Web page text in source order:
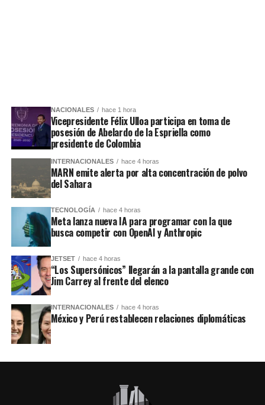
NACIONALES hace 1 hora
Vicepresidente Félix Ulloa participa en toma de
posesión de Abelardo de la Espriella como
presidente de Colombia
INTERNACIONALES hace 4 horas
MARN emite alerta por alta concentración de polvo
del Sahara
TECNOLOGÍA hace 4 horas
Meta lanza nueva IA para programar con la que
busca competir con OpenAI y Anthropic
JETSET hace 4 horas
“Los Supersónicos” llegarán a la pantalla grande con
Jim Carrey al frente del elenco
INTERNACIONALES hace 4 horas
México y Perú restablecen relaciones diplomáticas